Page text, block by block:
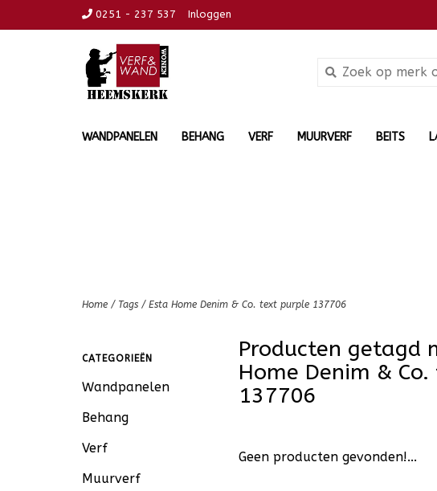
0251 - 237 537 Inloggen
WANDPANELEN BEHANG VERF MUURVERF BEITS
Home / Tags / Esta Home Denim & Co. text purple 137706
CATEGORIEËN
Wandpanelen
Behang
Verf
Muurverf
Producten getagd
Home Denim &
137706
Geen producten gevonden!...